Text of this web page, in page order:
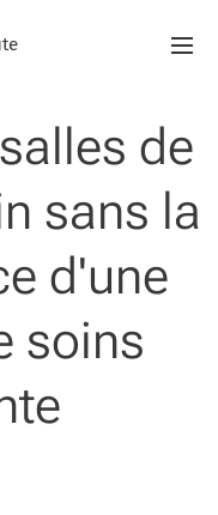
de
sans la
d'une
soins